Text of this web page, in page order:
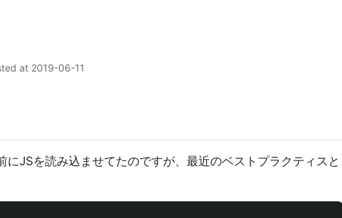
at 2019-06-11
にJSを読み込ませてたのですが、最近のベストプラクティスと